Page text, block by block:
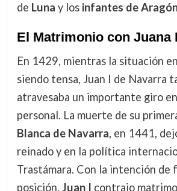
de Luna y los infantes de
El Matrimonio con Juana
En 1429, mientras la situación en
siendo tensa, Juan I de Navarra
atravesaba un importante giro
personal. La muerte de su
Blanca de Navarra, en 1441,
reinado y en la política
Trastámara. Con la intención de
posición, Juan I contrajo